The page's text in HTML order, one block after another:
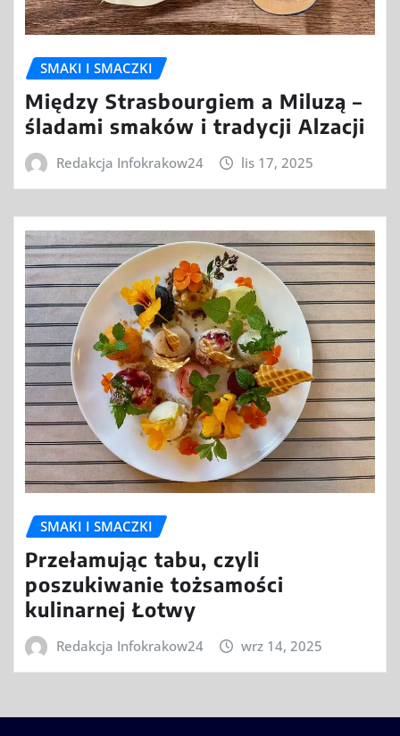
SMAKI I SMACZKI
Między Strasbourgiem a Miluzą –
śladami smaków i tradycji Alzacji
Redakcja Infokrakow24 lis 17, 2025
SMAKI I SMACZKI
Przełamując tabu, czyli
poszukiwanie tożsamości
kulinarnej Łotwy
Redakcja Infokrakow24 wrz 14, 2025